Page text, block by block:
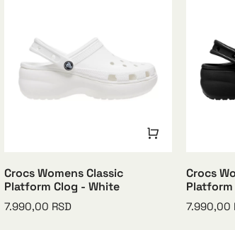
Crocs Womens Classic
Platform Clog - White
7.990,00 RSD
Crocs
7.990,00